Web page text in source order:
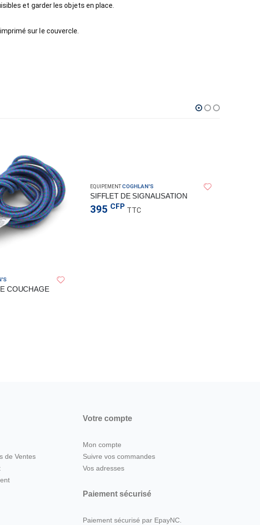
et garder les objets en place.
sur le couvercle.
COUCHAGE
EQUIPEMENT COGHLAN'S
SIFFLET DE SIGNALISATION
395 CFP TTC
de Ventes
Votre compte
Mon compte
Suivre vos commandes
Vos adresses
Paiement sécurisé
Paiement sécurisé par EpayNC.